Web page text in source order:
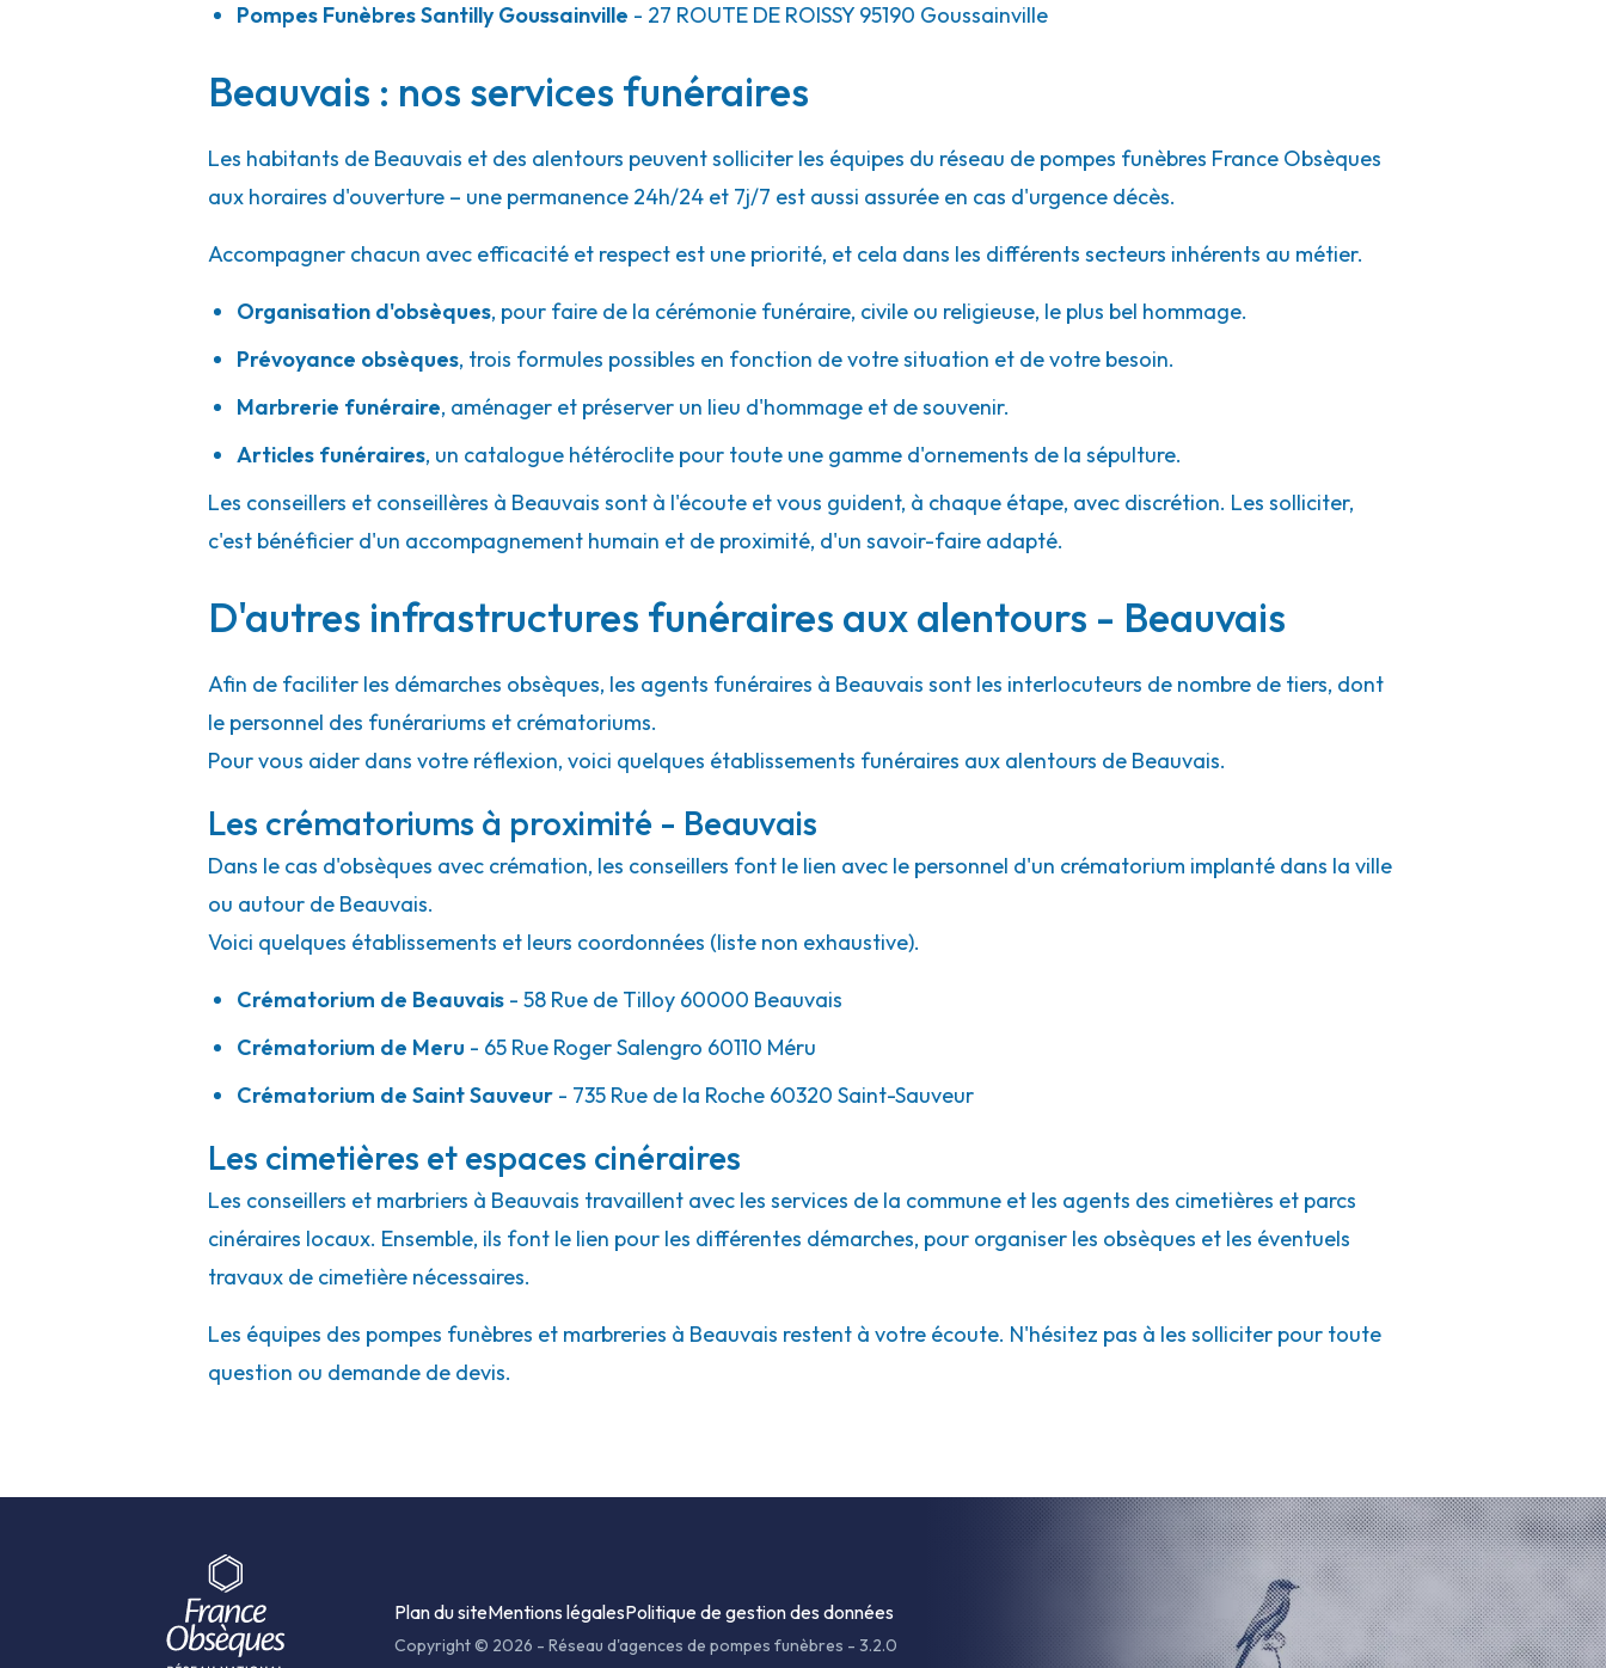
Consulter l'agence 03 22 44 71 66
Pompes Funèbres et Marbrerie Redolfi - Les Mureaux
A votre écoute 24h/24 7j/7
Pompes Funèbres Santilly - Goussainville
Consulter l'agence 01 39 88 47 26
Pompes Funèbres Santilly Goussainville - 27 ROUTE DE ROISSY 95190 Goussainville
Beauvais : nos services funéraires
Les habitants de Beauvais et des alentours peuvent solliciter les équipes du réseau de pompes funèbres France Obsèques
aux horaires d'ouverture – une permanence 24h/24 et 7j/7 est aussi assurée en cas d'urgence décès.
Accompagner chacun avec efficacité et respect est une priorité, et cela dans les différents secteurs inhérents au métier.
Organisation d'obsèques, pour faire de la cérémonie funéraire, civile ou religieuse, le plus bel hommage.
Prévoyance obsèques, trois formules possibles en fonction de votre situation et de votre besoin.
Marbrerie funéraire, aménager et préserver un lieu d'hommage et de souvenir.
Articles funéraires, un catalogue hétéroclite pour toute une gamme d'ornements de la sépulture.
Les conseillers et conseillères à Beauvais sont à l'écoute et vous guident, à chaque étape, avec discrétion. Les solliciter,
c'est bénéficier d'un accompagnement humain et de proximité, d'un savoir-faire adapté.
D'autres infrastructures funéraires aux alentours - Beauvais
Afin de faciliter les démarches obsèques, les agents funéraires à Beauvais sont les interlocuteurs de nombre de tiers, dont
le personnel des funérariums et crématoriums.
Pour vous aider dans votre réflexion, voici quelques établissements funéraires aux alentours de Beauvais.
Les crématoriums à proximité - Beauvais
Dans le cas d'obsèques avec crémation, les conseillers font le lien avec le personnel d'un crématorium implanté dans la ville
ou autour de Beauvais.
Voici quelques établissements et leurs coordonnées (liste non exhaustive).
Crématorium de Beauvais - 58 Rue de Tilloy 60000 Beauvais
Crématorium de Meru - 65 Rue Roger Salengro 60110 Méru
Crématorium de Saint Sauveur - 735 Rue de la Roche 60320 Saint-Sauveur
Les cimetières et espaces cinéraires
Les conseillers et marbriers à Beauvais travaillent avec les services de la commune et les agents des cimetières et parcs
cinéraires locaux. Ensemble, ils font le lien pour les différentes démarches, pour organiser les obsèques et les éventuels
travaux de cimetière nécessaires.
Les équipes des pompes funèbres et marbreries à Beauvais restent à votre écoute. N'hésitez pas à les solliciter pour toute
question ou demande de devis.
Plan du siteMentions légalesPolitique de gestion des données
Copyright © 2026 - Réseau d'agences de pompes funèbres - 3.2.0